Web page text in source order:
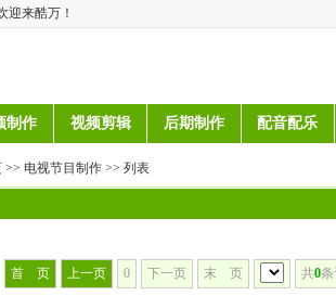
迎来酷万！
制作 视频剪辑 后期制作 配音配乐
>> 电视节目制作 >> 列表
首 页 上一页 0 下一页 末 页 共0条